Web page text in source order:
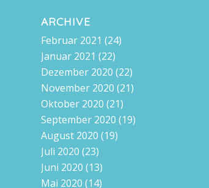
ARCHIVE
Februar 2021 (24)
Januar 2021 (22)
Dezember 2020 (22)
November 2020 (21)
Oktober 2020 (21)
September 2020 (19)
August 2020 (19)
Juli 2020 (23)
Juni 2020 (13)
Mai 2020 (14)